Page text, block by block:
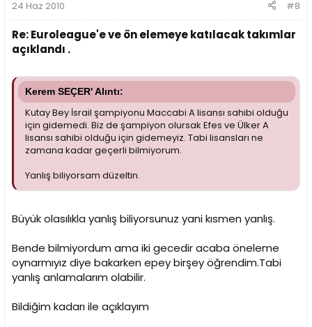
24 Haz 2010 #8
Re: Euroleague'e ve ön elemeye katılacak takımlar
açıklandı .
Kerem SEÇER' Alıntı:
Kutay Bey İsrail şampiyonu Maccabi A lisansı sahibi olduğu
için gidemedi. Biz de şampiyon olursak Efes ve Ülker A
lisansı sahibi olduğu için gidemeyiz. Tabi lisansları ne
zamana kadar geçerli bilmiyorum.
Yanlış biliyorsam düzeltin.
Büyük olasılıkla yanlış biliyorsunuz yani kısmen yanlış.
Bende bilmiyordum ama iki gecedir acaba öneleme
oynarmıyız diye bakarken epey birşey öğrendim.Tabi
yanlış anlamalarım olabilir.
Bildiğim kadarı ile açıklayım